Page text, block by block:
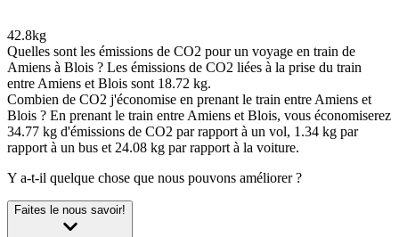
42.8kg
Quelles sont les émissions de CO2 pour un voyage en train de
Amiens à Blois ? Les émissions de CO2 liées à la prise du train
entre Amiens et Blois sont 18.72 kg.
Combien de CO2 j'économise en prenant le train entre Amiens et
Blois ? En prenant le train entre Amiens et Blois, vous économiserez
34.77 kg d'émissions de CO2 par rapport à un vol, 1.34 kg par
rapport à un bus et 24.08 kg par rapport à la voiture.
Y a-t-il quelque chose que nous pouvons améliorer ?
Faites le nous savoir!